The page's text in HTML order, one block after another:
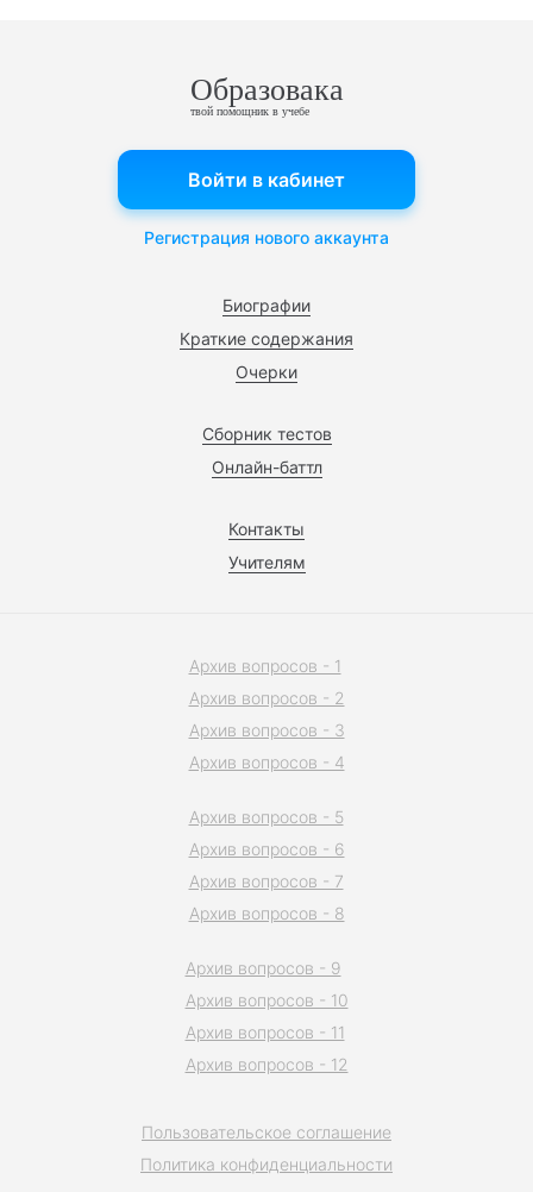
Образовака
твой помощник в учебе
Биографии
Краткие содержания
Очерки
Сборник тестов
Онлайн-баттл
Контакты
Учителям
Войти в кабинет
Регистрация нового аккаунта
Пользовательское соглашение
Политика конфиденциальности
Архив вопросов - 1
Архив вопросов - 2
Архив вопросов - 3
Архив вопросов - 4
Архив вопросов - 5
Архив вопросов - 6
Архив вопросов - 7
Архив вопросов - 8
Архив вопросов - 9
Архив вопросов - 10
Архив вопросов - 11
Архив вопросов - 12